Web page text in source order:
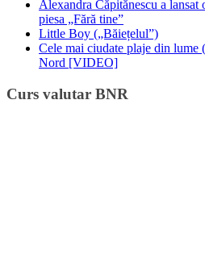
Alexandra Căpitănescu a
piesa „Fără tine”
Little Boy („Băiețelul”)
Cele mai ciudate plaje din
Nord [VIDEO]
Curs valutar BNR